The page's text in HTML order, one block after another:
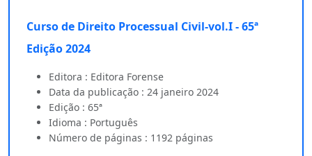
Curso de Direito Processual Civil-vol.I - 65ª
Edição 2024
Editora : Editora Forense
Data da publicação : 24 janeiro 2024
Edição : 65ª
Idioma : Português
Número de páginas : 1192 páginas